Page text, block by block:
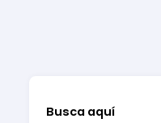
Busca aquí